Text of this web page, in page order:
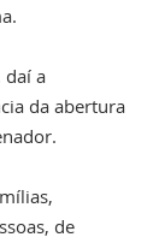
daí a
da abertura
de